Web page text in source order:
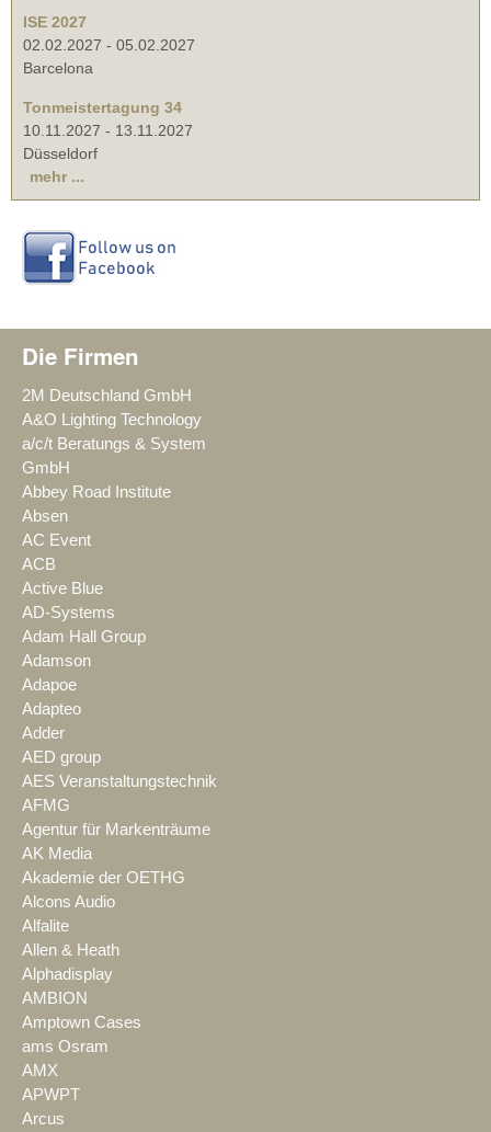
ISE 2027
02.02.2027 - 05.02.2027
Barcelona
Tonmeistertagung 34
10.11.2027 - 13.11.2027
Düsseldorf
mehr ...
Die Firmen
2M Deutschland GmbH
A&O Lighting Technology
a/c/t Beratungs & System
GmbH
Abbey Road Institute
Absen
AC Event
ACB
Active Blue
AD-Systems
Adam Hall Group
Adamson
Adapoe
Adapteo
Adder
AED group
AES Veranstaltungstechnik
AFMG
Agentur für Markenträume
AK Media
Akademie der OETHG
Alcons Audio
Alfalite
Allen & Heath
Alphadisplay
AMBION
Amptown Cases
ams Osram
AMX
APWPT
Arcus